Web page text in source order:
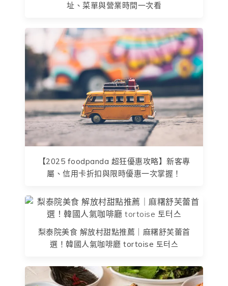
址、菜單與營業時間一次看
【2025 foodpanda 超狂優惠攻略】新客專
屬、信用卡折扣與限時優惠一次掌握！
梨泰院美食 解放村甜點推薦｜麻糬舒芙蕾首
選！韓國人氣咖啡廳 tortoise 토터스